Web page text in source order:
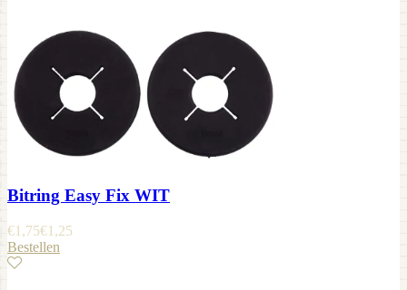
Bitring Easy Fix WIT
€1,75€1,25
Bestellen